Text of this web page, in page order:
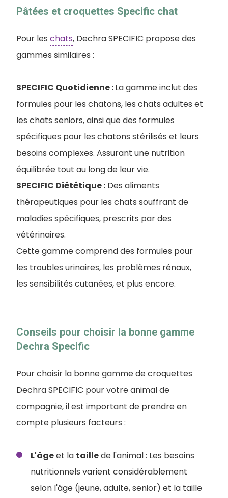
Pâtées et croquettes Specific chat
Pour les chats, Dechra SPECIFIC propose des
gammes similaires :
SPECIFIC Quotidienne :La gamme inclut des
formules pour les chatons, les chats adultes et
les chats seniors, ainsi que des formules
spécifiques pour les chatons stérilisés et leurs
besoins complexes. Assurant une nutrition
équilibrée tout au long de leur vie.
SPECIFIC Diététique : Des aliments
thérapeutiques pour les chats souffrant de
maladies spécifiques, prescrits par des
vétérinaires.
Cette gamme comprend des formules pour
les troubles urinaires, les problèmes rénaux,
les sensibilités cutanées, et plus encore.
Conseils pour choisir la bonne gamme
Dechra Specific
Pour choisir la bonne gamme de croquettes
Dechra SPECIFIC pour votre animal de
compagnie, il est important de prendre en
compte plusieurs facteurs :
L'âgeet la taillede l'animal : Les besoins
nutritionnels varient considérablement
selon l'âge (jeune, adulte, senior) et la taille